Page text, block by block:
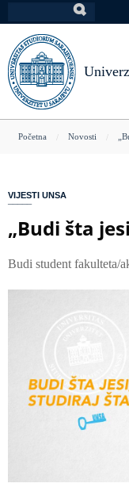
na
glavni
sadržaj
You
Početna Novosti
VIJESTI UNSA
„Budi šta
Budi student fakulteta/